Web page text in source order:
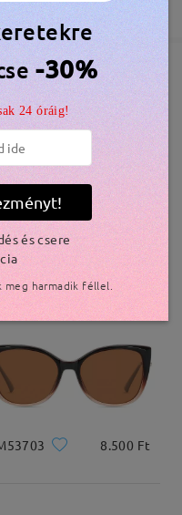
7.000 Ft
8.500 Ft
-30%
24 óráig!
és csere
harmadik féllel.